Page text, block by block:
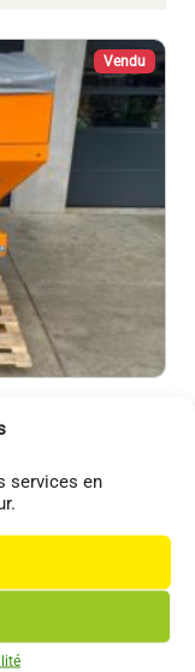
services en
Vendu
H